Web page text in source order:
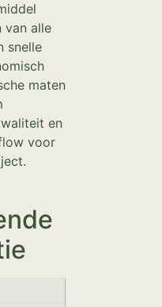
van alle
snelle
maten
en
voor